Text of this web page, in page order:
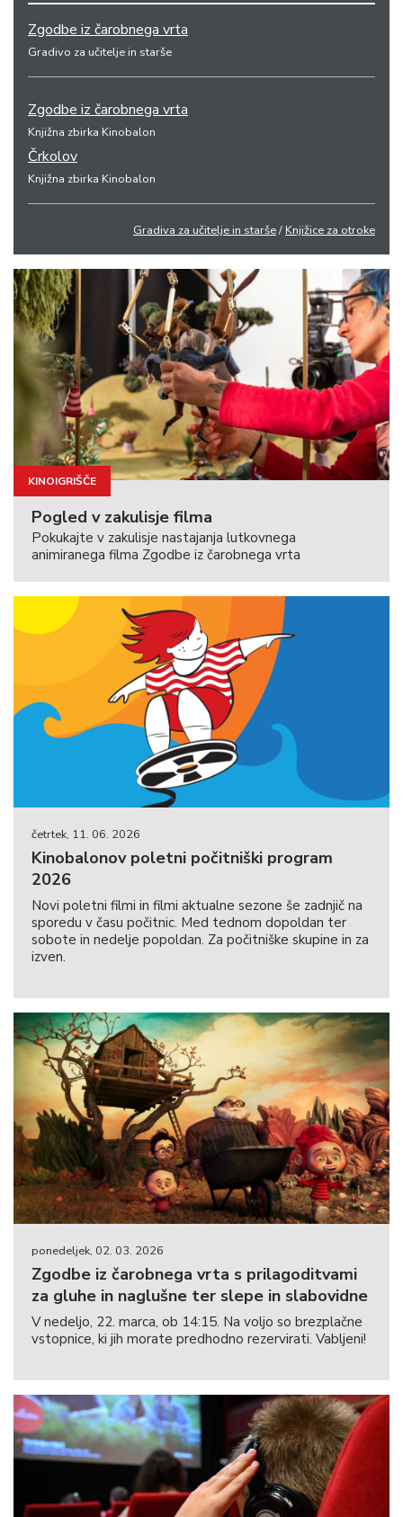
Zgodbe iz čarobnega vrta
Gradivo za učitelje in starše
Zgodbe iz čarobnega vrta
Knjižna zbirka Kinobalon
Črkolov
Knjižna zbirka Kinobalon
Gradiva za učitelje in starše/ Knjižice za otroke
KINOIGRIŠČE
Pogled v zakulisje filma
Pokukajte v zakulisje nastajanja lutkovnega
animiranega filma Zgodbe iz čarobnega vrta
četrtek, 11. 06. 2026
Kinobalonov poletni počitniški program
2026
Novi poletni filmi in filmi aktualne sezone še zadnjič na
sporedu v času počitnic. Med tednom dopoldan ter
sobote in nedelje popoldan. Za počitniške skupine in za
izven.
ponedeljek, 02. 03. 2026
Zgodbe iz čarobnega vrta s prilagoditvami
za gluhe in naglušne ter slepe in slabovidne
V nedeljo, 22. marca, ob 14:15. Na voljo so brezplačne
vstopnice, ki jih morate predhodno rezervirati. Vabljeni!